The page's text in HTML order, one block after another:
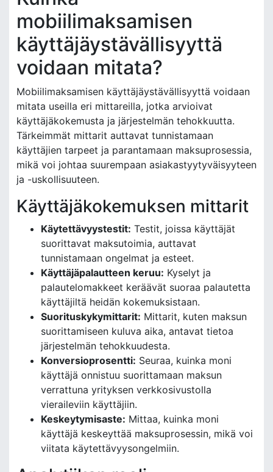
mobiilimaksamisen
käyttäjäystävällisyyttä
voidaan mitata?
Mobiilimaksamisen käyttäjäystävällisyyttä voidaan
mitata useilla eri mittareilla, jotka arvioivat
käyttäjäkokemusta ja järjestelmän tehokkuutta.
Tärkeimmät mittarit auttavat tunnistamaan
käyttäjien tarpeet ja parantamaan maksuprosessia,
mikä voi johtaa suurempaan asiakastyytyväisyyteen
ja -uskollisuuteen.
Käyttäjäkokemuksen mittarit
Käytettävyystestit: Testit, joissa käyttäjät
suorittavat maksutoimia, auttavat
tunnistamaan ongelmat ja esteet.
Käyttäjäpalautteen keruu: Kyselyt ja
palautelomakkeet keräävät suoraa palautetta
käyttäjiltä heidän kokemuksistaan.
Suorituskykymittarit: Mittarit, kuten maksun
suorittamiseen kuluva aika, antavat tietoa
järjestelmän tehokkuudesta.
Konversioprosentti: Seuraa, kuinka moni
käyttäjä onnistuu suorittamaan maksun
verrattuna yrityksen verkkosivustolla
vieraileviin käyttäjiin.
Keskeytymisaste: Mittaa, kuinka moni
käyttäjä keskeyttää maksuprosessin, mikä voi
viitata käytettävyysongelmiin.